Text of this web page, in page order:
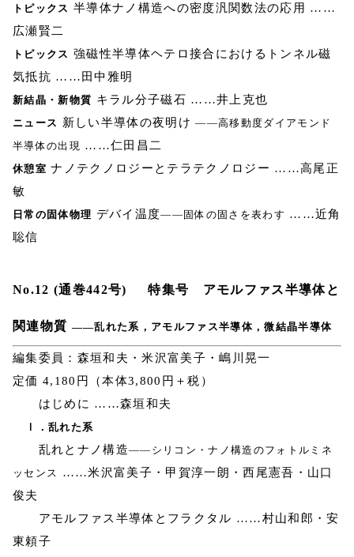
トピックス 半導体ナノ構造への密度汎関数法の応用 ……
広瀬賢二
トピックス 強磁性半導体ヘテロ接合におけるトンネル磁
気抵抗 ……田中雅明
新結晶・新物質 キラル分子磁石 ……井上克也
ニュース 新しい半導体の夜明け――高移動度ダイアモンド
半導体の出現 ……仁田昌二
休憩室 ナノテクノロジーとテラテクノロジー ……高尾正
敏
日常の固体物理 デバイ温度――固体の固さを表わす ……近角
聡信
No.12 (通巻442号) 特集号 アモルファス半導体と
関連物質 ――乱れた系，アモルファス半導体，微結晶半導体
編集委員：森垣和夫・米沢富美子・嶋川晃一
定価 4,180円（本体3,800円＋税）
はじめに ……森垣和夫
Ⅰ．乱れた系
乱れとナノ構造――シリコン・ナノ構造のフォトルミネ
ッセンス
……米沢富美子・甲賀淳一朗・西尾憲吾・山口
俊夫
アモルファス半導体とフラクタル ……村山和郎・安
東頼子